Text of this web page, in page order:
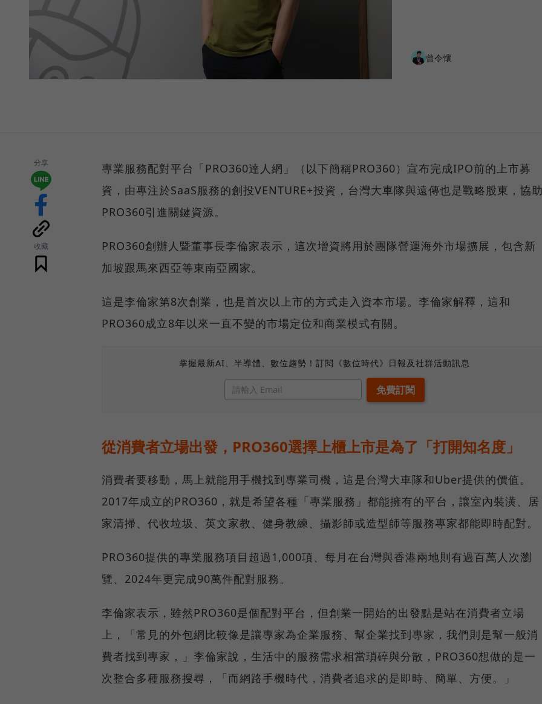
曾令懷
分享
收藏
專業服務配對平台「PRO360達人網」（以下簡稱PRO360）宣布完成IPO前的上市募
資，由專注於SaaS服務的創投VENTURE+投資，台灣大車隊與遠傳也是戰略股東，協
PRO360引進關鍵資源。
PRO360創辦人暨董事長李倫家表示，這次增資將用於團隊營運海外市場擴展，包含新
加坡跟馬來西亞等東南亞國家。
這是李倫家第8次創業，也是首次以上市的方式走入資本市場。李倫家解釋，這和
PRO360成立8年以來一直不變的市場定位和商業模式有關。
掌握最新AI、半導體、數位趨勢！訂閱《數位時代》日報及社群活動訊息
從消費者立場出發，PRO360選擇上櫃上市是為了「打開知名度」
消費者要移動，馬上就能用手機找到專業司機，這是台灣大車隊和Uber提供的價值。
2017年成立的PRO360，就是希望各種「專業服務」都能擁有的平台，讓室內裝潢、居
家清掃、代收垃圾、英文家教、健身教練、攝影師或造型師等服務專家都能即時配對。
PRO360提供的專業服務項目超過1,000項、每月在台灣與香港兩地則有過百萬人次瀏
覽、2024年更完成90萬件配對服務。
李倫家表示，雖然PRO360是個配對平台，但創業一開始的出發點是站在消費者立場
上，「常見的外包網比較像是讓專家為企業服務、幫企業找到專家，我們則是幫一般消
費者找到專家，」李倫家說，生活中的服務需求相當瑣碎與分散，PRO360想做的是一
次整合多種服務搜尋，「而網路手機時代，消費者追求的是即時、簡單、方便。」